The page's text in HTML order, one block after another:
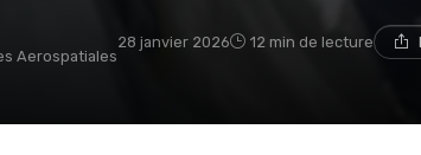
Aerospatiales
28 janvier 2026 12 min de lecture